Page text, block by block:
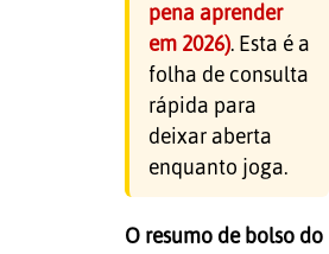
pena aprender
em 2026). Esta é a
folha de consulta
rápida para
deixar aberta
enquanto joga.
O resumo de bolso do